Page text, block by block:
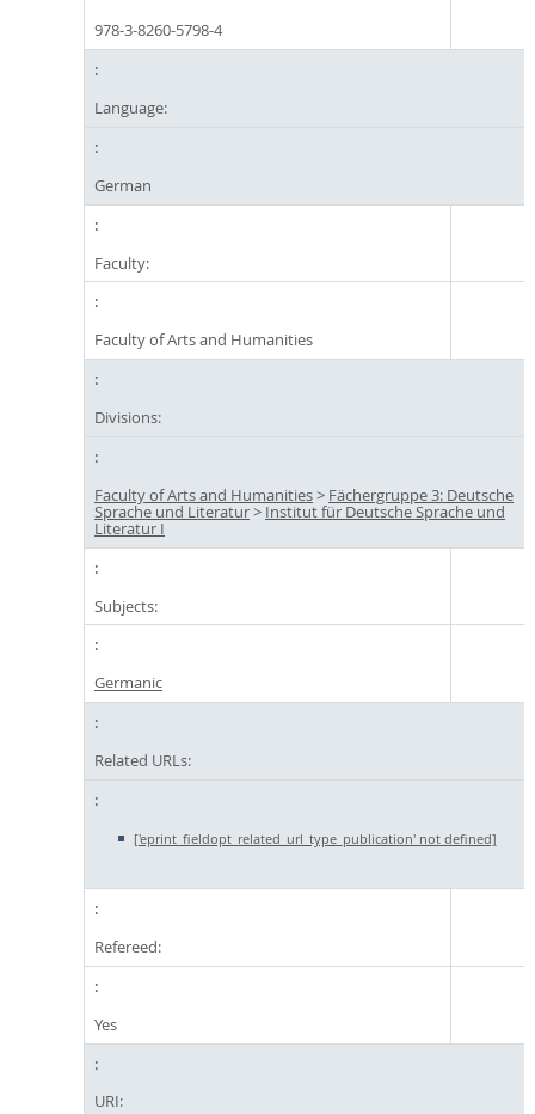
978-3-8260-5798-4
Language:
German
Faculty:
Faculty of Arts and Humanities
Divisions:
Faculty of Arts and Humanities> Fächergruppe 3: Deutsche
Sprache und Literatur> Institut für Deutsche Sprache und
Literatur I
Subjects:
Germanic
Related URLs:
['eprint_fieldopt_related_url_type_publication' not defined]
Refereed:
Yes
URI: